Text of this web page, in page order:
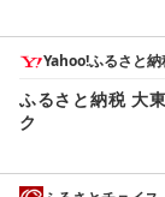
Yahoo!ふるさと納
ふるさと納税 大
ク